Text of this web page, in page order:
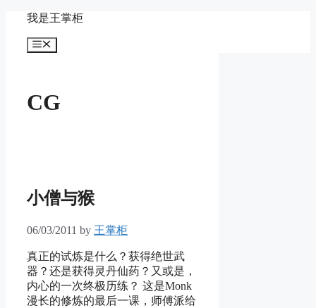
content
我是王掌柜
Menu
CG
小僧与猴
06/03/2011 by 王掌柜
真正的试炼是什么？获得绝世武
器？还是获得灵丹仙药？又或是，
内心的一次终极历练？ 这是Monk
漫长的修炼的最后一课，师傅派给